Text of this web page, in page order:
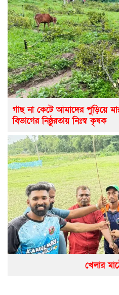
গাছ না কেটে আমাদের পুড়িয়ে
বিভাগের নিষ্ঠুরতায় নিঃস্ব কৃষক
খেলার